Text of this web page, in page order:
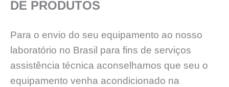
DE PRODUTOS
Para o envio do seu equipamento ao nosso
laboratório no Brasil para fins de serviços
assistência técnica aconselhamos que seu o
equipamento venha acondicionado na